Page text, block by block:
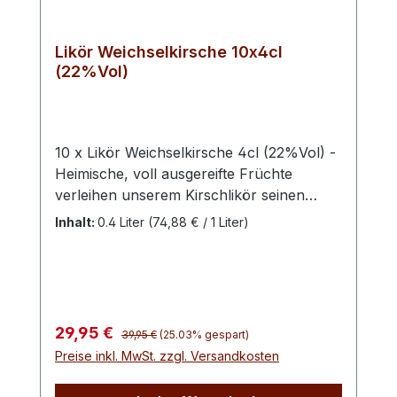
Likör Weichselkirsche 10x4cl
(22%Vol)
10 x Likör Weichselkirsche 4cl (22%Vol) -
Heimische, voll ausgereifte Früchte
verleihen unserem Kirschlikör seinen
einzigartigen Charakter und die trockene
Vorpommerns. Weichsel ist hierbei eine
Bezeichnung der Sauerkirsche. Die
prallroten und süß-sauren Früchte der
Inhalt: 0.4 Liter (74,88 € / 1 Liter)
Verkaufspreis:
29,95 € Regulärer Preis:
39,95 € (25.03% gespart)
Preise inkl. MwSt. zzgl. Versandkosten